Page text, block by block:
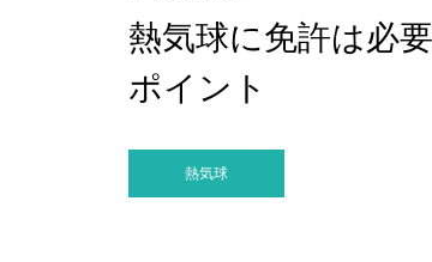
熱気球に免許は必
ポイント
熱気球